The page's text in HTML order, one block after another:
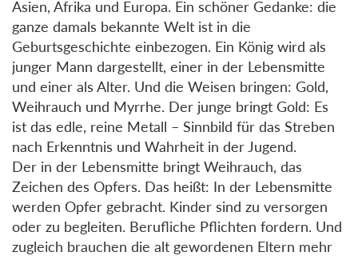
Asien, Afrika und Europa. Ein schöner Gedanke: die
ganze damals bekannte Welt ist in die
Geburtsgeschichte einbezogen. Ein König wird als
junger Mann dargestellt, einer in der Lebensmitte
und einer als Alter. Und die Weisen bringen: Gold,
Weihrauch und Myrrhe. Der junge bringt Gold: Es
ist das edle, reine Metall – Sinnbild für das Streben
nach Erkenntnis und Wahrheit in der Jugend.
Der in der Lebensmitte bringt Weihrauch, das
Zeichen des Opfers. Das heißt: In der Lebensmitte
werden Opfer gebracht. Kinder sind zu versorgen
oder zu begleiten. Berufliche Pflichten fordern. Und
zugleich brauchen die alt gewordenen Eltern mehr